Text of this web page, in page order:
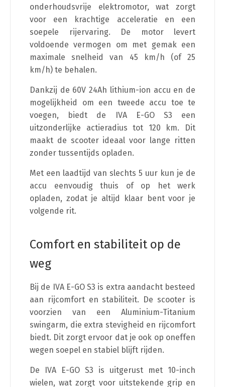
onderhoudsvrije elektromotor, wat zorgt
voor een krachtige acceleratie en een
soepele rijervaring. De motor levert
voldoende vermogen om met gemak een
maximale snelheid van 45 km/h (of 25
km/h) te behalen.
Dankzij de 60V 24Ah lithium-ion accu en de
mogelijkheid om een tweede accu toe te
voegen, biedt de IVA E-GO S3 een
uitzonderlijke actieradius tot 120 km. Dit
maakt de scooter ideaal voor lange ritten
zonder tussentijds opladen.
Met een laadtijd van slechts 5 uur kun je de
accu eenvoudig thuis of op het werk
opladen, zodat je altijd klaar bent voor je
volgende rit.
Comfort en stabiliteit op de
weg
Bij de IVA E-GO S3 is extra aandacht besteed
aan rijcomfort en stabiliteit. De scooter is
voorzien van een Aluminium-Titanium
swingarm, die extra stevigheid en rijcomfort
biedt. Dit zorgt ervoor dat je ook op oneffen
wegen soepel en stabiel blijft rijden.
De IVA E-GO S3 is uitgerust met 10-inch
wielen, wat zorgt voor uitstekende grip en